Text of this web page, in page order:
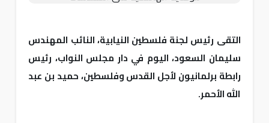
التقى رئيس لجنة فلسطين النيابية، النائب المهندس
سليمان السعود، اليوم في دار مجلس النواب، رئيس
رابطة برلمانيون لأجل القدس وفلسطين، حميد بن عبد
الله الأحمر.